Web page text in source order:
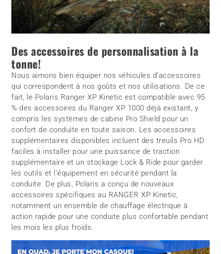
Des accessoires de personnalisation à la
tonne!
Nous aimons bien équiper nos véhicules d’accessoires
qui correspondent à nos goûts et nos utilisations. De ce
fait, le Polaris Ranger XP Kinetic est compatible avec 95
% des accessoires du Ranger XP 1000 déjà existant, y
compris les systèmes de cabine Pro Shield pour un
confort de conduite en toute saison. Les accessoires
supplémentaires disponibles incluent des treuils Pro HD
faciles à installer pour une puissance de traction
supplémentaire et un stockage Lock & Ride pour garder
les outils et l’équipement en sécurité pendant la
conduite. De plus, Polaris a conçu de nouveaux
accessoires spécifiques au RANGER XP Kinetic,
notamment un ensemble de chauffage électrique à
action rapide pour une conduite plus confortable pendant
les mois les plus froids.